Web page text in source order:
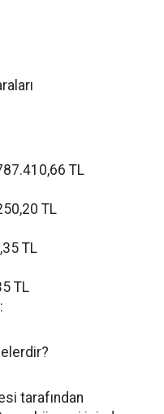
TL
TL
TL
TL
tarafından